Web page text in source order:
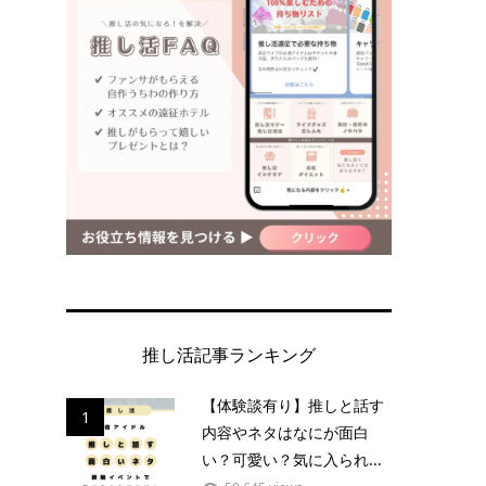
推し活記事ランキング
1
【体験談有り】推しと話す
内容やネタはなにが面白
い？可愛い？気に入られ...